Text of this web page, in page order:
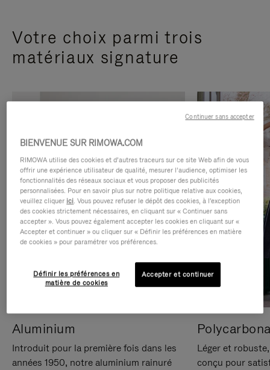
Votre choix parmi trois
matériaux signature
Aluminium
Introduit pour la première fois dans les
années 1950, notre aluminium rainuré
Léger et
conçu pour
BIENVENUE SUR RIMOWA.COM
RIMOWA utilise des cookies et d’autres traceurs sur ce site Web afin de vous
offrir une expérience utilisateur de qualité, mesurer l’audience, optimiser les
fonctionnalités des réseaux sociaux et vous proposer des publicités
personnalisées. Pour en savoir plus sur notre politique relative aux cookies,
veuillez cliquer ici. Vous pouvez refuser le dépôt des cookies, à l'exception
des cookies strictement nécessaires, en cliquant sur « Continuer sans
accepter ». Vous pouvez également accepter les cookies en cliquant sur «
Accepter et continuer » ou cliquer sur « Définir les préférences en matière
de cookies » pour paramétrer vos préférences.
Définir les préférences en
matière de cookies
Accepter et continuer
Continuer sans accepter